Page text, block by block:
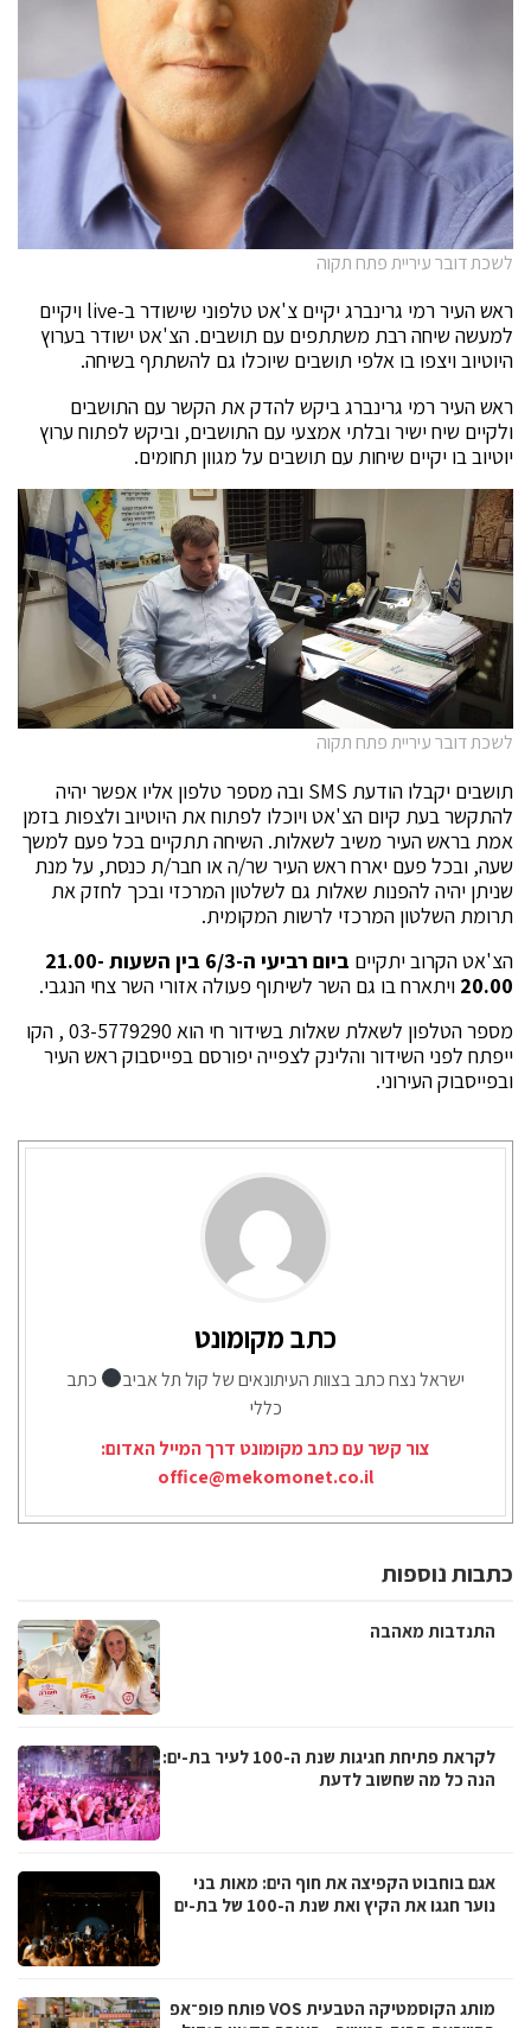
לשכת דובר עיריית פתח תקוה
ראש העיר רמי גרינברג יקיים צ'אט טלפוני שישודר ב-live ויקיים
למעשה שיחה רבת משתתפים עם תושבים. הצ'אט ישודר בערוץ
היוטיוב ויצפו בו אלפי תושבים שיוכלו גם להשתתף בשיחה.
ראש העיר רמי גרינברג ביקש להדק את הקשר עם התושבים
ולקיים שיח ישיר ובלתי אמצעי עם התושבים, וביקש לפתוח ערוץ
יוטיוב בו יקיים שיחות עם תושבים על מגוון תחומים.
לשכת דובר עיריית פתח תקוה
תושבים יקבלו הודעת SMS ובה מספר טלפון אליו אפשר יהיה
להתקשר בעת קיום הצ'אט ויוכלו לפתוח את היוטיוב ולצפות בזמן
אמת בראש העיר משיב לשאלות. השיחה תתקיים בכל פעם למשך
שעה, ובכל פעם יארח ראש העיר שר/ה או חבר/ת כנסת, על מנת
שניתן יהיה להפנות שאלות גם לשלטון המרכזי ובכך לחזק את
תרומת השלטון המרכזי לרשות המקומית.
הצ'אט הקרוב יתקיים
ביום רביעי ה-6/3 בין השעות 21.00-
20.00 ויתארח בו גם השר לשיתוף פעולה אזורי השר צחי הנגבי.
מספר הטלפון לשאלת שאלות בשידור חי הוא 03-5779290 , הקו
ייפתח לפני השידור והלינק לצפייה יפורסם בפייסבוק ראש העיר
ובפייסבוק העירוני.
כתב מקומונט
ישראל נצח כתב בצוות העיתונאים של קול תל אביב
כתב
כללי
צור קשר עם כתב מקומונט דרך המייל האדום:
office@mekomonet.co.il
כתבות נוספות
התנדבות מאהבה
לקראת פתיחת חגיגות שנת ה-100 לעיר בת-ים:
הנה כל מה שחשוב לדעת
אגם בוחבוט הקפיצה את חוף הים: מאות בני
נוער חגגו את הקיץ ואת שנת ה-100 של בת-ים
מותג הקוסמטיקה הטבעית VOS פותח פופ־אפ